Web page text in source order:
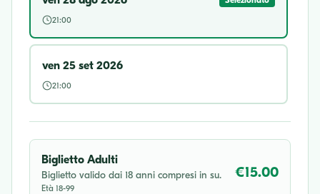
21:00
ven 25 set 2026
21:00
Biglietto Adulti
Biglietto valido dai 18 anni compresi in su.
Età 18-99
€15.00